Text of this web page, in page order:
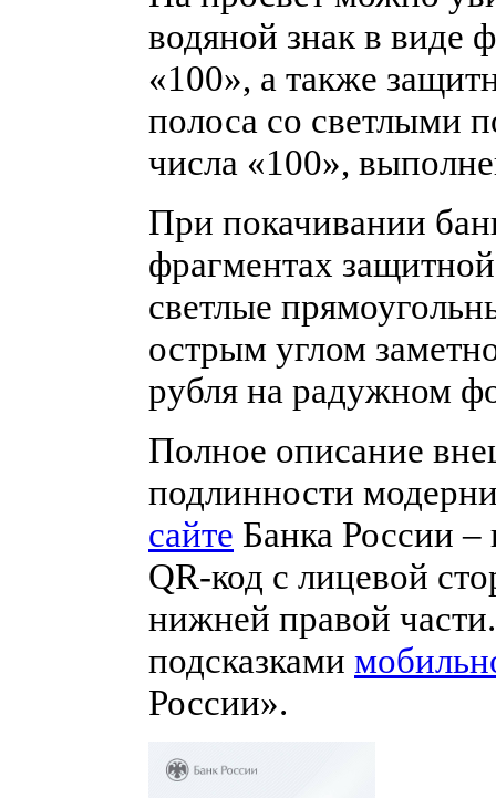
водяной знак в виде
«100», а также
полоса со светлыми
числа «100»,
При покачивании
фрагментах
светлые
острым углом
рубля на радужном
Полное описание
подлинности
сайте Банка России –
QR-код с лицевой
нижней правой
подсказками
России».